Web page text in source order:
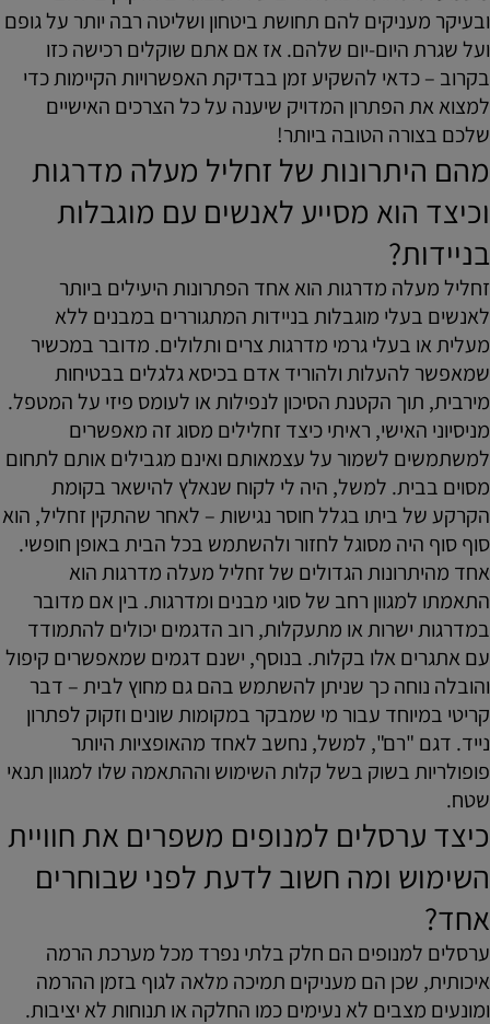
ובעיקר מעניקים להם תחושת ביטחון ושליטה רבה יותר על גופם
ועל שגרת היום-יום שלהם. אז אם אתם שוקלים רכישה כזו
בקרוב – כדאי להשקיע זמן בבדיקת האפשרויות הקיימות כדי
למצוא את הפתרון המדויק שיענה על כל הצרכים האישיים
שלכם בצורה הטובה ביותר!
מהם היתרונות של זחליל מעלה מדרגות
וכיצד הוא מסייע לאנשים עם מוגבלות
בניידות?
זחליל מעלה מדרגות הוא אחד הפתרונות היעילים ביותר
לאנשים בעלי מוגבלות בניידות המתגוררים במבנים ללא
מעלית או בעלי גרמי מדרגות צרים ותלולים. מדובר במכשיר
שמאפשר להעלות ולהוריד אדם בכיסא גלגלים בבטיחות
מירבית, תוך הקטנת הסיכון לנפילות או לעומס פיזי על המטפל.
מניסיוני האישי, ראיתי כיצד זחלילים מסוג זה מאפשרים
למשתמשים לשמור על עצמאותם ואינם מגבילים אותם לתחום
מסוים בבית. למשל, היה לי לקוח שנאלץ להישאר בקומת
הקרקע של ביתו בגלל חוסר נגישות – לאחר שהתקין זחליל, הוא
סוף סוף היה מסוגל לחזור ולהשתמש בכל הבית באופן חופשי.
אחד מהיתרונות הגדולים של זחליל מעלה מדרגות הוא
התאמתו למגוון רחב של סוגי מבנים ומדרגות. בין אם מדובר
במדרגות ישרות או מתעקלות, רוב הדגמים יכולים להתמודד
עם אתגרים אלו בקלות. בנוסף, ישנם דגמים שמאפשרים קיפול
והובלה נוחה כך שניתן להשתמש בהם גם מחוץ לבית – דבר
קריטי במיוחד עבור מי שמבקר במקומות שונים וזקוק לפתרון
נייד. דגם "רם", למשל, נחשב לאחד מהאופציות היותר
פופולריות בשוק בשל קלות השימוש וההתאמה שלו למגוון תנאי
שטח.
כיצד ערסלים למנופים משפרים את חוויית
השימוש ומה חשוב לדעת לפני שבוחרים
אחד?
ערסלים למנופים הם חלק בלתי נפרד מכל מערכת הרמה
איכותית, שכן הם מעניקים תמיכה מלאה לגוף בזמן ההרמה
ומונעים מצבים לא נעימים כמו החלקה או תנוחות לא יציבות.